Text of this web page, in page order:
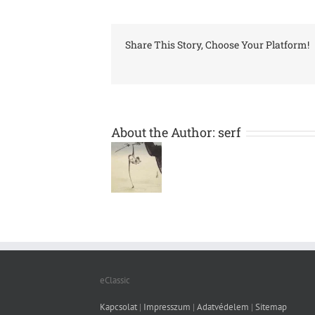
Share This Story, Choose Your Platform!
About the Author: serf
eClassic
Kapcsolat | Impresszum |Adatvédelem |Sitemap